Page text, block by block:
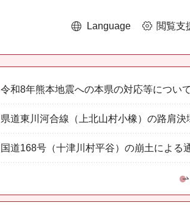
Language 閲覧支
令和8年熊本地震への本県の対応等について
県道東川河合線（上北山村小橡）の路肩
国道168号（十津川村平谷）の崩土による